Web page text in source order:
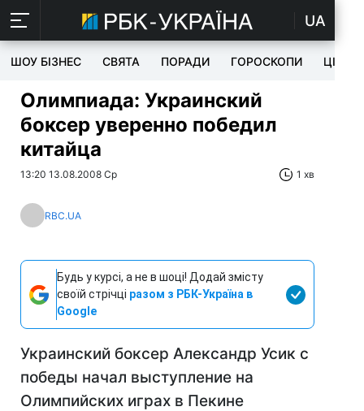
UA
ШОУ БІЗНЕС СВЯТА ПОРАДИ ГОРОСКОПИ ЦІКАВЕ
Олимпиада: Украинский
боксер уверенно победил
китайца
13:20 13.08.2008 Ср 1 хв
RBC.UA
Будь у курсі, а не в шоці! Додай змісту
своїй стрічці разом з РБК-Україна в
Google
Украинский боксер Александр Усик с
победы начал выступление на
Олимпийских играх в Пекине